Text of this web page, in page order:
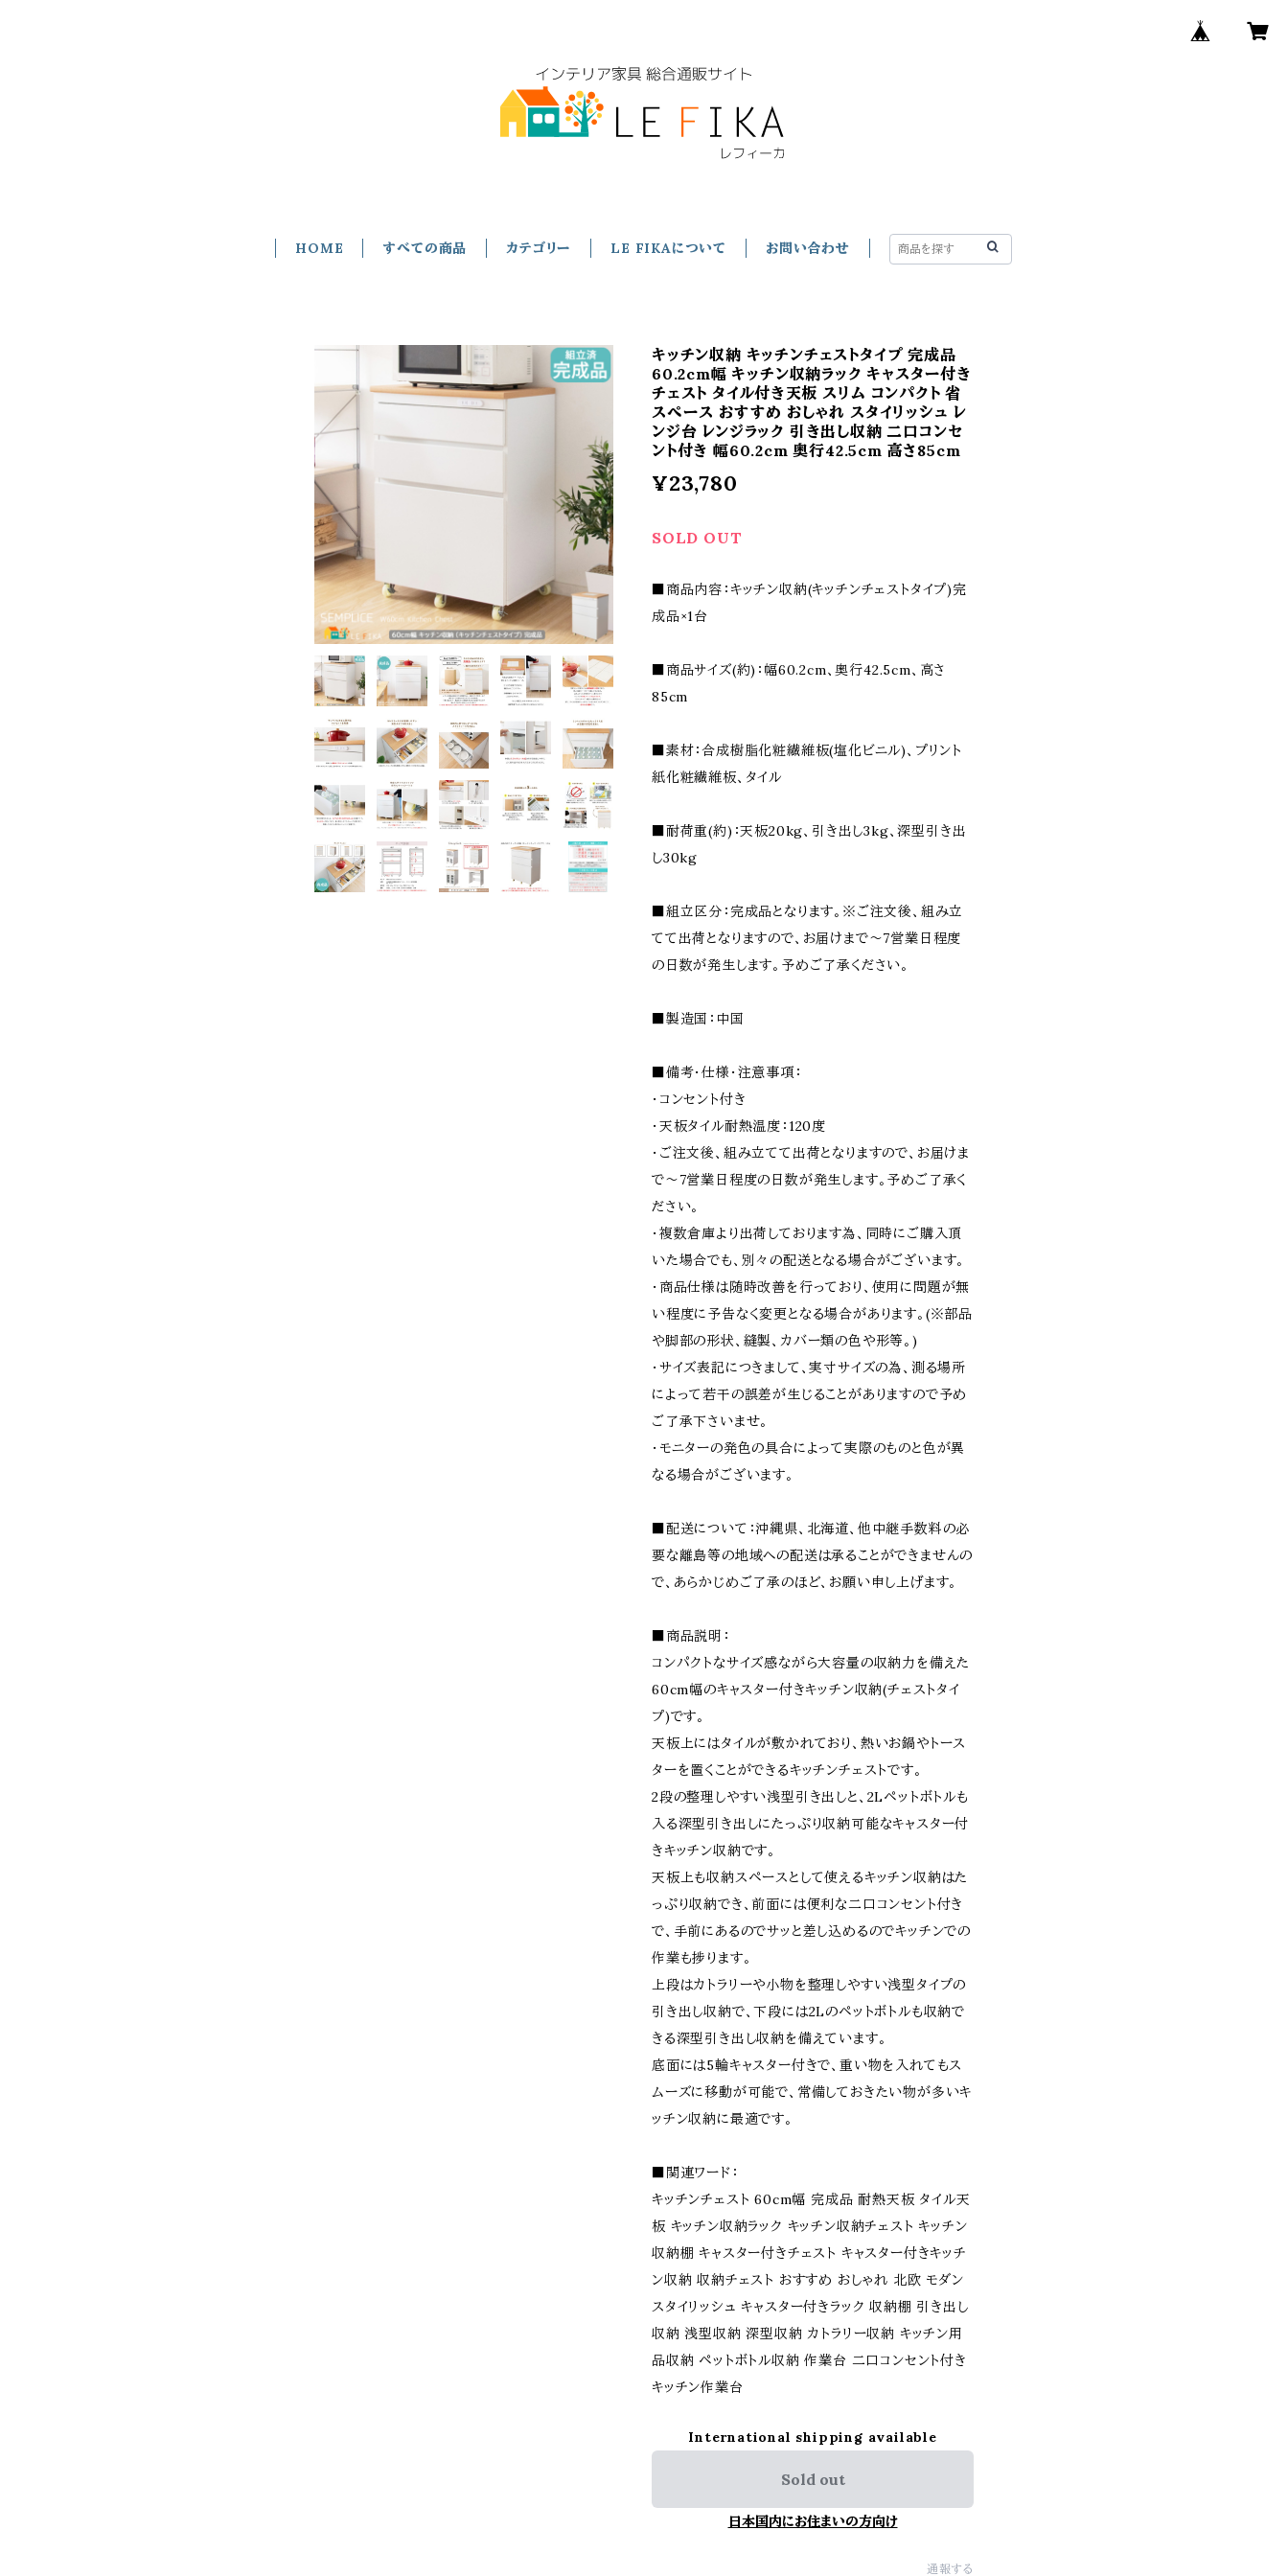
HOME すべての商品 カテゴリー LE FIKAについて お問い合わせ
キッチン収納 キッチンチェストタイプ 完成品
60.2cm幅 キッチン収納ラック キャスター付き
チェスト タイル付き天板 スリム コンパクト 省
スペース おすすめ おしゃれ スタイリッシュ レ
ンジ台 レンジラック 引き出し収納 二口コンセ
ント付き 幅60.2cm 奥行42.5cm 高さ85cm
¥23,780
SOLD OUT
■商品内容：キッチン収納(キッチンチェストタイプ)完
成品×1台
■商品サイズ(約)：幅60.2cm、奥行42.5cm、高さ
85cm
■素材：合成樹脂化粧繊維板(塩化ビニル)、プリント
紙化粧繊維板、タイル
■耐荷重(約)：天板20kg、引き出し3kg、深型引き出
し30kg
■組立区分：完成品となります。※ご注文後、組み立
てて出荷となりますので、お届けまで〜7営業日程度
の日数が発生します。予めご了承ください。
■製造国：中国
■備考・仕様・注意事項：
・コンセント付き
・天板タイル耐熱温度：120度
・ご注文後、組み立てて出荷となりますので、お届けま
で〜7営業日程度の日数が発生します。予めご了承く
ださい。
・複数倉庫より出荷しております為、同時にご購入頂
いた場合でも、別々の配送となる場合がございます。
・商品仕様は随時改善を行っており、使用に問題が無
い程度に予告なく変更となる場合があります。(※部品
や脚部の形状、縫製、カバー類の色や形等。)
・サイズ表記につきまして、実寸サイズの為、測る場所
によって若干の誤差が生じることがありますので予め
ご了承下さいませ。
・モニターの発色の具合によって実際のものと色が異
なる場合がございます。
■配送について：沖縄県、北海道、他中継手数料の必
要な離島等の地域への配送は承ることができませんの
で、あらかじめご了承のほど、お願い申し上げます。
■商品説明：
コンパクトなサイズ感ながら大容量の収納力を備えた
60cm幅のキャスター付きキッチン収納(チェストタイ
プ)です。
天板上にはタイルが敷かれており、熱いお鍋やトース
ターを置くことができるキッチンチェストです。
2段の整理しやすい浅型引き出しと、2Lペットボトルも
入る深型引き出しにたっぷり収納可能なキャスター付
きキッチン収納です。
天板上も収納スペースとして使えるキッチン収納はた
っぷり収納でき、前面には便利な二口コンセント付き
で、手前にあるのでサッと差し込めるのでキッチンでの
作業も捗ります。
上段はカトラリーや小物を整理しやすい浅型タイプの
引き出し収納で、下段には2Lのペットボトルも収納で
きる深型引き出し収納を備えています。
底面には5輪キャスター付きで、重い物を入れてもス
ムーズに移動が可能で、常備しておきたい物が多いキ
ッチン収納に最適です。
■関連ワード：
キッチンチェスト 60cm幅 完成品 耐熱天板 タイル天
板 キッチン収納ラック キッチン収納チェスト キッチン
収納棚 キャスター付きチェスト キャスター付きキッチ
ン収納 収納チェスト おすすめ おしゃれ 北欧 モダン
スタイリッシュ キャスター付きラック 収納棚 引き出し
収納 浅型収納 深型収納 カトラリー収納 キッチン用
品収納 ペットボトル収納 作業台 二口コンセント付き
キッチン作業台
International shipping available
Sold out
日本国内にお住まいの方向け
通報する